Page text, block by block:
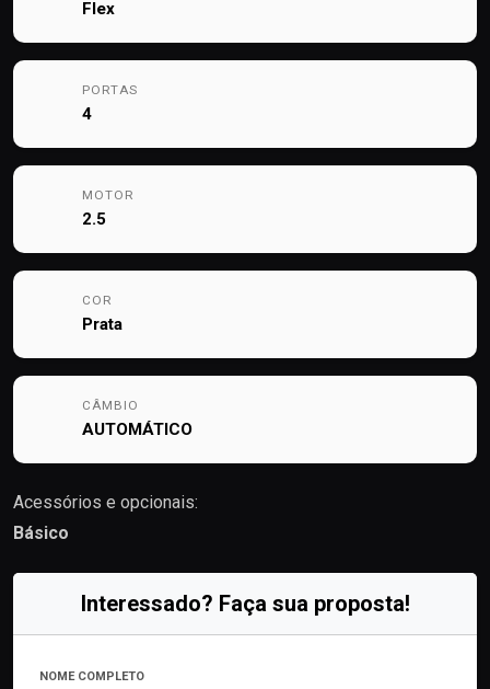
Flex
PORTAS
4
MOTOR
2.5
COR
Prata
CÂMBIO
AUTOMÁTICO
Acessórios e opcionais:
Básico
Interessado? Faça sua proposta!
NOME COMPLETO